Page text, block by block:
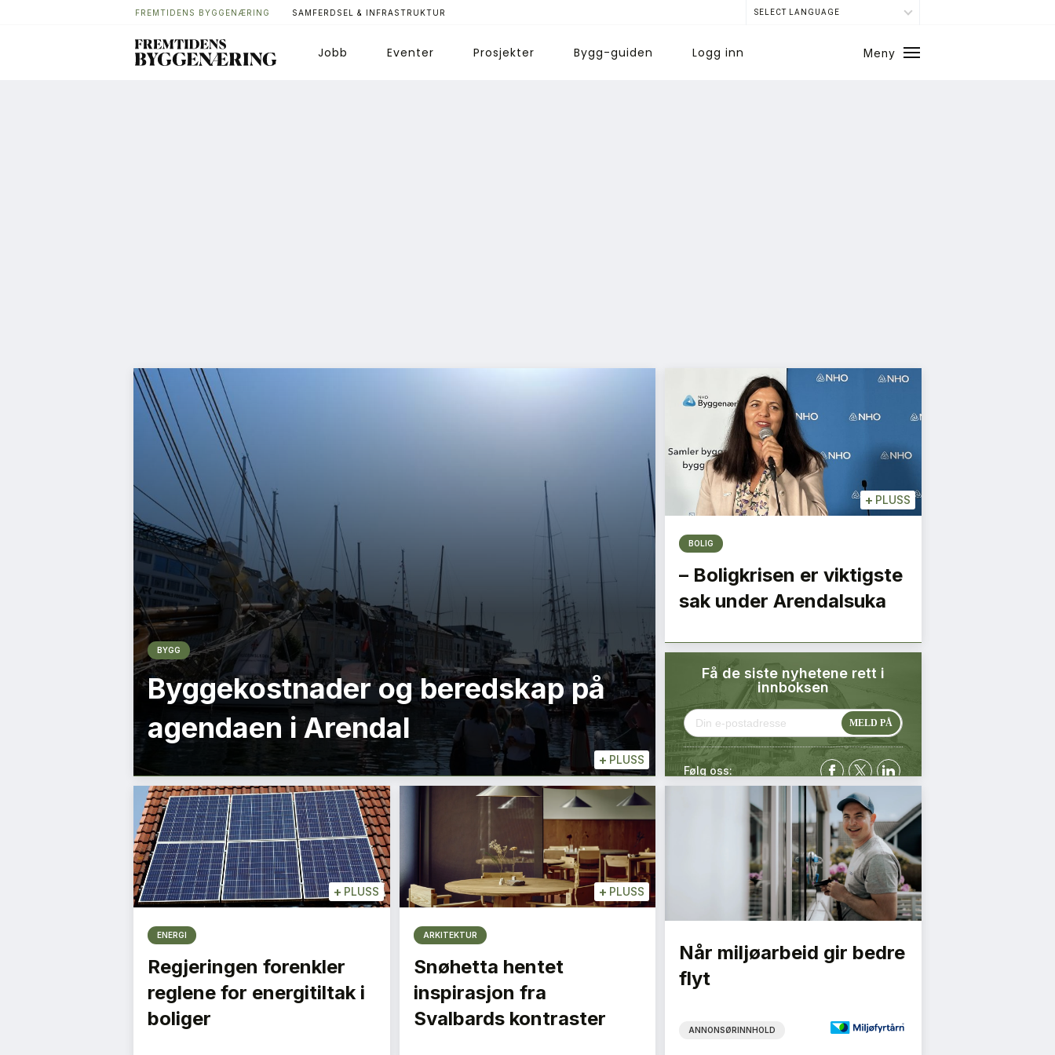
FREMTIDENS BYGGENÆRING SAMFERDSEL & INFRASTRUKTUR SELECT LANGUAGE
Jobb Eventer Prosjekter Bygg-guiden Logg inn
Meny
+ PLUSS
BYGG
Byggekostnader og beredskap på
agendaen i Arendal
+ PLUSS
BOLIG
– Boligkrisen er viktigste
sak under Arendalsuka
Få de siste nyhetene rett i
innboksen
Følg oss:
+ PLUSS
ENERGI
Regjeringen forenkler
reglene for energitiltak i
boliger
+ PLUSS
ARKITEKTUR
Snøhetta hentet
inspirasjon fra
Svalbards kontraster
Når miljøarbeid gir bedre
flyt
ANNONSØRINNHOLD